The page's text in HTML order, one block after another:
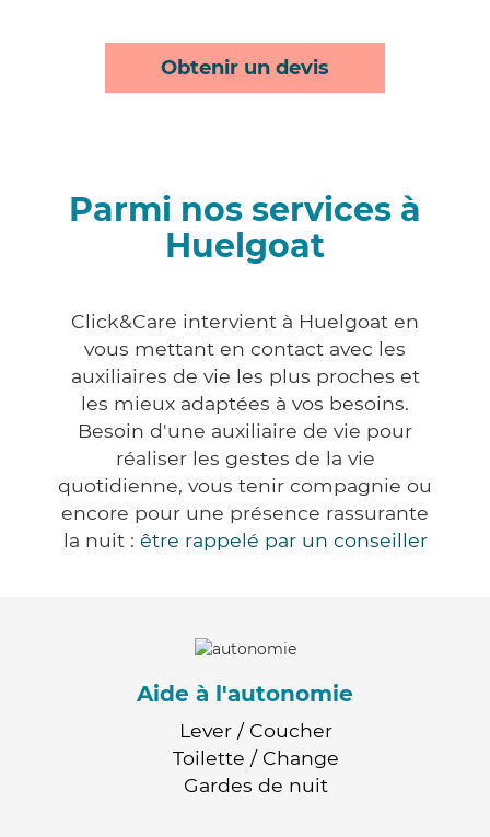
Obtenir un devis
Parmi nos services à
Huelgoat
Click&Care intervient à Huelgoat en
vous mettant en contact avec les
auxiliaires de vie les plus proches et
les mieux adaptées à vos besoins.
Besoin d'une auxiliaire de vie pour
réaliser les gestes de la vie
quotidienne, vous tenir compagnie ou
encore pour une présence rassurante
la nuit : être rappelé par un conseiller
Aide à l'autonomie
Lever / Coucher
Toilette / Change
Gardes de nuit